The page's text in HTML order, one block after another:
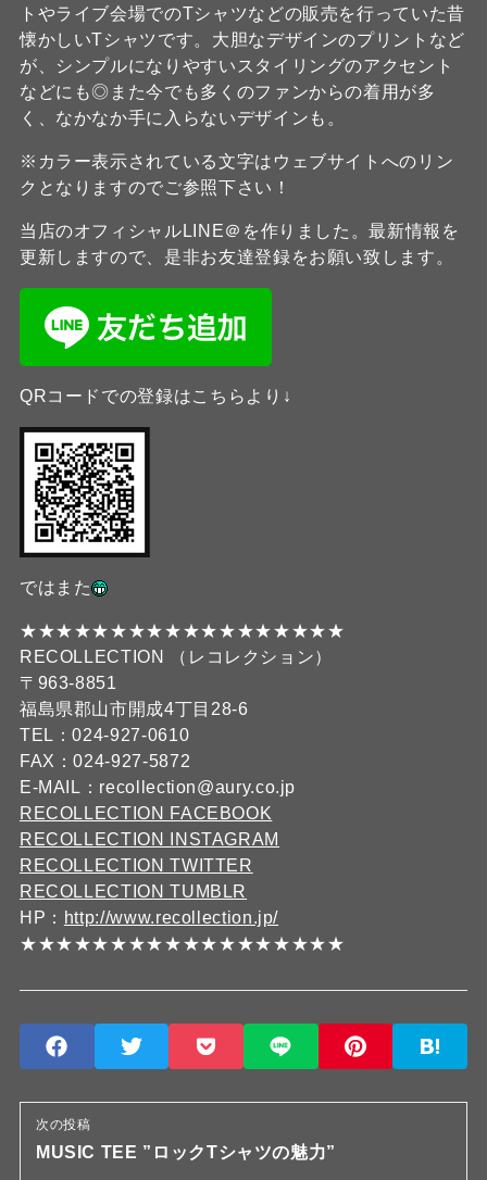
トやライブ会場でのTシャツなどの販売を行っていた昔
懐かしいTシャツです。大胆なデザインのプリントなど
が、シンプルになりやすいスタイリングのアクセント
などにも◎また今でも多くのファンからの着用が多
く、なかなか手に入らないデザインも。
※カラー表示されている文字はウェブサイトへのリン
クとなりますのでご参照下さい！
当店のオフィシャルLINE＠を作りました。最新情報を
更新しますので、是非お友達登録をお願い致します。
QRコードでの登録はこちらより↓
ではまた
★★★★★★★★★★★★★★★★★★
RECOLLECTION （レコレクション）
〒963-8851
福島県郡山市開成4丁目28-6
TEL：024-927-0610
FAX：024-927-5872
E-MAIL：recollection@aury.co.jp
RECOLLECTION FACEBOOK
RECOLLECTION INSTAGRAM
RECOLLECTION TWITTER
RECOLLECTION TUMBLR
HP： http://www.recollection.jp/
★★★★★★★★★★★★★★★★★★
次の投稿
MUSIC TEE ”ロックTシャツの魅力”